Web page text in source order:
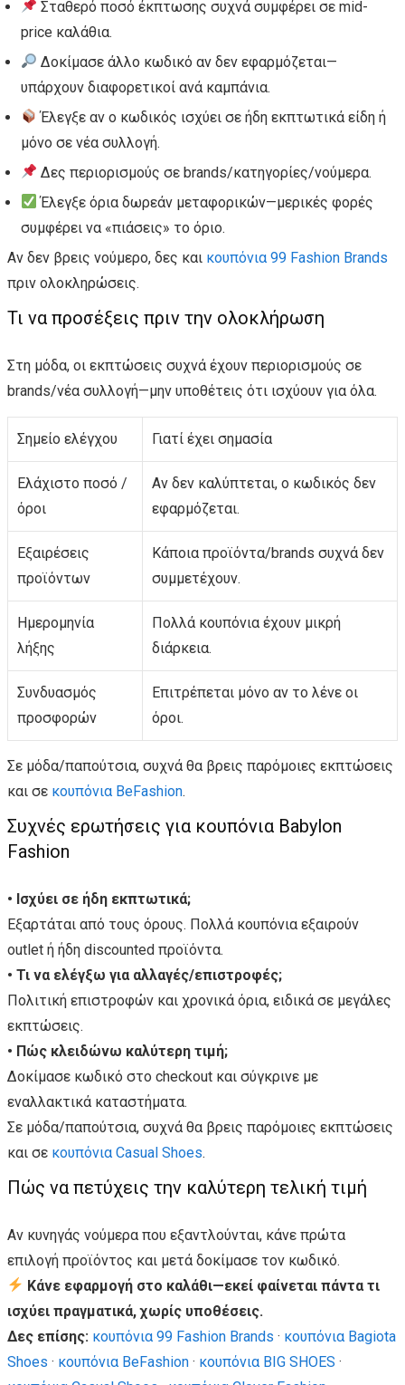
Σταθερό ποσό έκπτωσης συχνά συμφέρει σε mid-
price καλάθια.
Δοκίμασε άλλο κωδικό αν δεν εφαρμόζεται—
υπάρχουν διαφορετικοί ανά καμπάνια.
Έλεγξε αν ο κωδικός ισχύει σε ήδη εκπτωτικά είδη ή
μόνο σε νέα συλλογή.
Δες περιορισμούς σε brands/κατηγορίες/νούμερα.
Έλεγξε όρια δωρεάν μεταφορικών—μερικές φορές
συμφέρει να «πιάσεις» το όριο.
Αν δεν βρεις νούμερο, δες και κουπόνια 99 Fashion Brands
πριν ολοκληρώσεις.
Τι να προσέξεις πριν την ολοκλήρωση
Στη μόδα, οι εκπτώσεις συχνά έχουν περιορισμούς σε
brands/νέα συλλογή—μην υποθέτεις ότι ισχύουν για όλα.
Σημείο ελέγχου Γιατί έχει σημασία
Ελάχιστο ποσό /
όροι
Αν δεν καλύπτεται, ο κωδικός δεν
εφαρμόζεται.
Εξαιρέσεις
προϊόντων
Κάποια προϊόντα/brands συχνά δεν
συμμετέχουν.
Ημερομηνία
λήξης
Πολλά κουπόνια έχουν μικρή
διάρκεια.
Συνδυασμός
προσφορών
Επιτρέπεται μόνο αν το λένε οι
όροι.
Σε μόδα/παπούτσια, συχνά θα βρεις παρόμοιες εκπτώσεις
και σε κουπόνια BeFashion.
Συχνές ερωτήσεις για κουπόνια Babylon
Fashion
• Ισχύει σε ήδη εκπτωτικά;
Εξαρτάται από τους όρους. Πολλά κουπόνια εξαιρούν
outlet ή ήδη discounted προϊόντα.
• Τι να ελέγξω για αλλαγές/επιστροφές;
Πολιτική επιστροφών και χρονικά όρια, ειδικά σε μεγάλες
εκπτώσεις.
• Πώς κλειδώνω καλύτερη τιμή;
Δοκίμασε κωδικό στο checkout και σύγκρινε με
εναλλακτικά καταστήματα.
Σε μόδα/παπούτσια, συχνά θα βρεις παρόμοιες εκπτώσεις
και σε κουπόνια Casual Shoes.
Πώς να πετύχεις την καλύτερη τελική τιμή
Αν κυνηγάς νούμερα που εξαντλούνται, κάνε πρώτα
επιλογή προϊόντος και μετά δοκίμασε τον κωδικό.
Κάνε εφαρμογή στο καλάθι—εκεί φαίνεται πάντα τι
ισχύει πραγματικά, χωρίς υποθέσεις.
Δες επίσης: κουπόνια 99 Fashion Brands · κουπόνια Bagiota
Shoes · κουπόνια BeFashion · κουπόνια BIG SHOES ·